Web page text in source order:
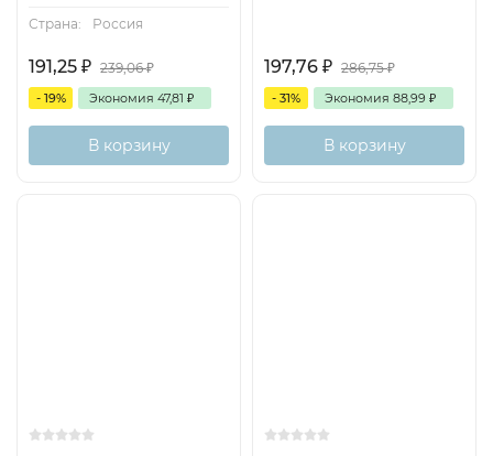
Страна:
Россия
191,25 ₽ 239,06₽
- 19% Экономия 47,81 ₽
В корзину
197,76 ₽ 286,75₽
- 31% Экономия 88,99 ₽
В корзину